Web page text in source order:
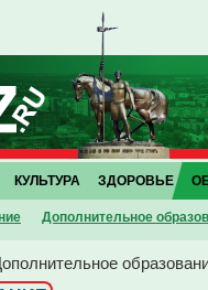
КУЛЬТУРА ЗДОРОВЬЕ
Дополнительное